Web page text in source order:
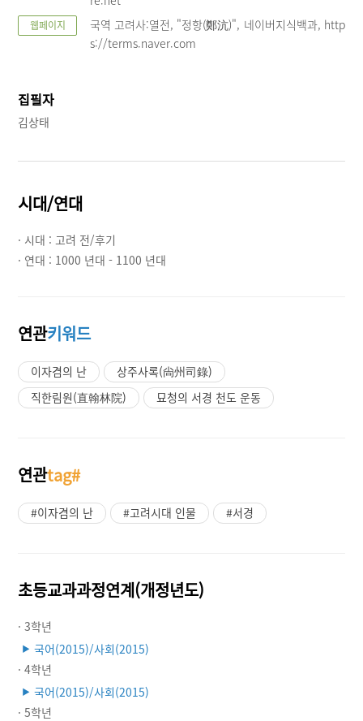
웹페이지
국역 고려사:열전, "정항(鄭沆)", 네이버지식백과, http
s://terms.naver.com
집필자
김상태
시대/연대
· 시대 :고려 전/후기
· 연대 : 1000 년대 - 1100 년대
연관키워드
이자겸의 난
상주사록(尙州司錄)
직한림원(直翰林院)
묘청의 서경 천도 운동
연관tag#
#이자겸의 난 #고려시대 인물 #서경
초등교과과정연계(개정년도)
· 3학년
▶ 국어(2015)/사회(2015)
· 4학년
▶ 국어(2015)/사회(2015)
· 5학년